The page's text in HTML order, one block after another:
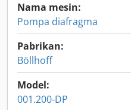
Nama mesin:
Pompa diafragma
Pabrikan:
Böllhoff
Model:
001.200-DP